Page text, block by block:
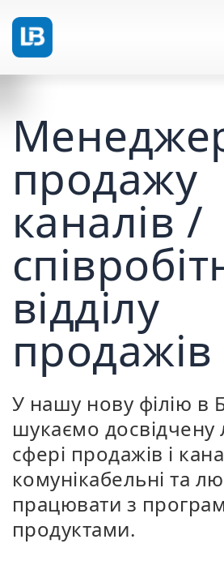
продажу
каналів /
відділу
продажів
У нашу нову філію в
шукаємо
сфері продажів і
комунікабельні та
працювати з
продуктами.